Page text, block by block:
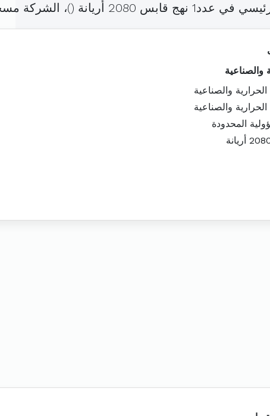
نهج قابس 2080 أريانة ( )، الشركة
والصناعية
والصناعية
والصناعية
المحدودة